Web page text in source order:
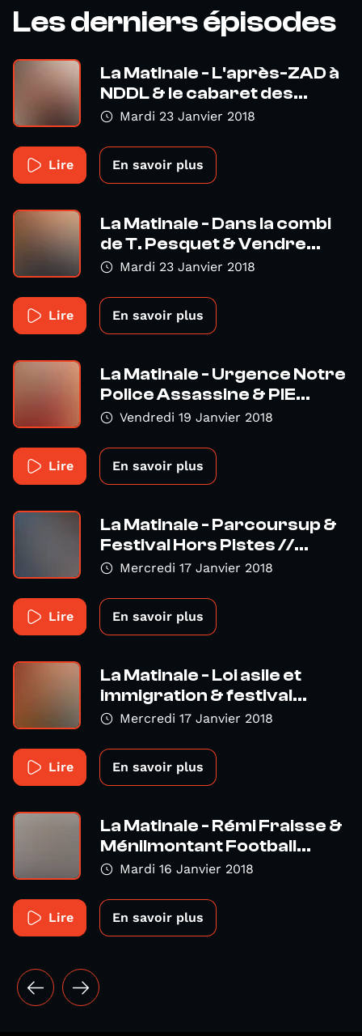
Les derniers épisodes
La Matinale - L'après-ZAD à
NDDL & le cabaret des...
Mardi 23 Janvier 2018
Lire En savoir plus
La Matinale - Dans la combi
de T. Pesquet & Vendre...
Mardi 23 Janvier 2018
Lire En savoir plus
La Matinale - Urgence Notre
Police Assassine & PIE...
Vendredi 19 Janvier 2018
Lire En savoir plus
La Matinale - Parcoursup &
Festival Hors Pistes //...
Mercredi 17 Janvier 2018
Lire En savoir plus
La Matinale - Loi asile et
immigration & festival...
Mercredi 17 Janvier 2018
Lire En savoir plus
La Matinale - Rémi Fraisse &
Ménilmontant Football...
Mardi 16 Janvier 2018
Lire En savoir plus